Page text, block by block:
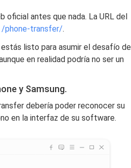
oficial antes que nada. La URL del
/phone-transfer/.
listo para asumir el desafío de
en realidad podría no ser un
y Samsung.
debería poder reconocer su
en la interfaz de su software.